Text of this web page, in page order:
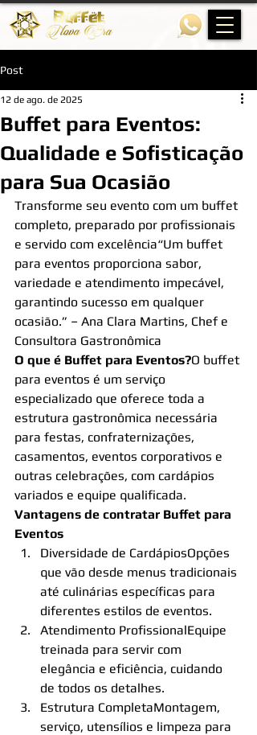
Post
Buffet para Eventos:
Qualidade e Sofisticação
para Sua Ocasião
12 de ago. de 2025
Transforme seu evento com um buffet
completo, preparado por profissionais
e servido com excelência“Um buffet
para eventos proporciona sabor,
variedade e atendimento impecável,
garantindo sucesso em qualquer
ocasião.” – Ana Clara Martins, Chef e
Consultora Gastronômica
O que é Buffet para Eventos?O buffet
para eventos é um serviço
especializado que oferece toda a
estrutura gastronômica necessária
para festas, confraternizações,
casamentos, eventos corporativos e
outras celebrações, com cardápios
variados e equipe qualificada.
Vantagens de contratar Buffet para
Eventos
Diversidade de CardápiosOpções
que vão desde menus tradicionais
até culinárias específicas para
diferentes estilos de eventos.
Atendimento ProfissionalEquipe
treinada para servir com
elegância e eficiência, cuidando
de todos os detalhes.
Estrutura CompletaMontagem,
serviço, utensílios e limpeza para